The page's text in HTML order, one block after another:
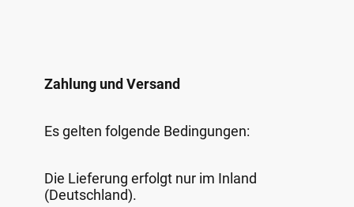
Zahlung und Versand
Es gelten folgende Bedingungen:
Die Lieferung erfolgt nur im Inland
(Deutschland).